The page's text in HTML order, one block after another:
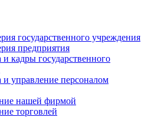
государственного учреждения
предприятия
и кадры государственного
и управление персоналом
нашей фирмой
торговлей